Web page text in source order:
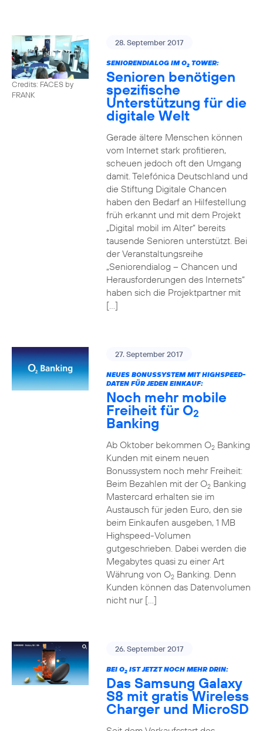
Credits: FACES by
FRANK
28. September 2017
SENIORENDIALOG IM O2TOWER:
Senioren benötigen
spezifische
Unterstützung für die
digitale Welt
Gerade ältere Menschen können
vom Internet stark profitieren,
scheuen jedoch oft den Umgang
damit. Telefónica Deutschland und
die Stiftung Digitale Chancen
haben den Bedarf an Hilfestellung
früh erkannt und mit dem Projekt
„Digital mobil im Alter“ bereits
tausende Senioren unterstützt. Bei
der Veranstaltungsreihe
„Seniorendialog – Chancen und
Herausforderungen des Internets“
haben sich die Projektpartner mit
[…]
27. September 2017
NEUES BONUSSYSTEM MIT HIGHSPEED-
DATEN FÜR JEDEN EINKAUF:
Noch mehr mobile
Freiheit für O2
Banking
Ab Oktober bekommen O2Banking
Kunden mit einem neuen
Bonussystem noch mehr Freiheit:
Beim Bezahlen mit der O2Banking
Mastercard erhalten sie im
Austausch für jeden Euro, den sie
beim Einkaufen ausgeben, 1 MB
Highspeed-Volumen
gutgeschrieben. Dabei werden die
Megabytes quasi zu einer Art
Währung von O2Banking. Denn
Kunden können das Datenvolumen
nicht nur […]
26. September 2017
BEI O2IST JETZT NOCH MEHR DRIN:
Das Samsung Galaxy
S8 mit gratis Wireless
Charger und MicroSD